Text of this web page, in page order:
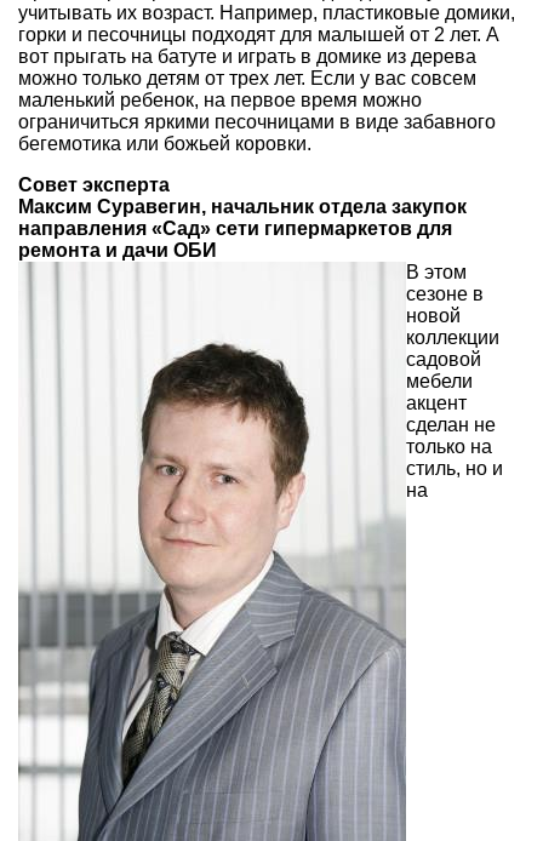
учитывать их возраст. Например, пластиковые домики,
горки и песочницы подходят для малышей от 2 лет. А
вот прыгать на батуте и играть в домике из дерева
можно только детям от трех лет. Если у вас совсем
маленький ребенок, на первое время можно
ограничиться яркими песочницами в виде забавного
бегемотика или божьей коровки.
Совет эксперта
Максим Суравегин, начальник отдела закупок
направления «Сад» сети гипермаркетов для
ремонта и дачи ОБИ
В этом
сезоне в
новой
коллекции
садовой
мебели
акцент
сделан не
только на
стиль, но и
на